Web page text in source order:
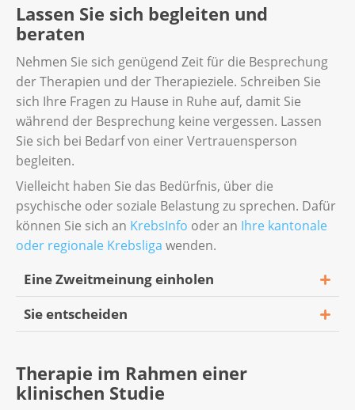
Lassen Sie sich begleiten und
beraten
Nehmen Sie sich genügend Zeit für die Besprechung
der Therapien und der Therapieziele. Schreiben Sie
sich Ihre Fragen zu Hause in Ruhe auf, damit Sie
während der Besprechung keine vergessen. Lassen
Sie sich bei Bedarf von einer Vertrauensperson
begleiten.
Vielleicht haben Sie das Bedürfnis, über die
psychische oder soziale Belastung zu sprechen. Dafür
können Sie sich an KrebsInfo oder an Ihre kantonale
oder regionale Krebsliga wenden.
Eine Zweitmeinung einholen
Sie können zur Entscheidungsfindung Ihre
einholen. Ihr Behandlungsteam kennt diese
Möglichkeit und wird Ihre Unterlagen an die
Sie entscheiden
oder einen früheren Entscheid hinterfragen.
Stimmen Sie einer Massnahme erst dann zu,
Therapie im Rahmen einer
klinischen Studie